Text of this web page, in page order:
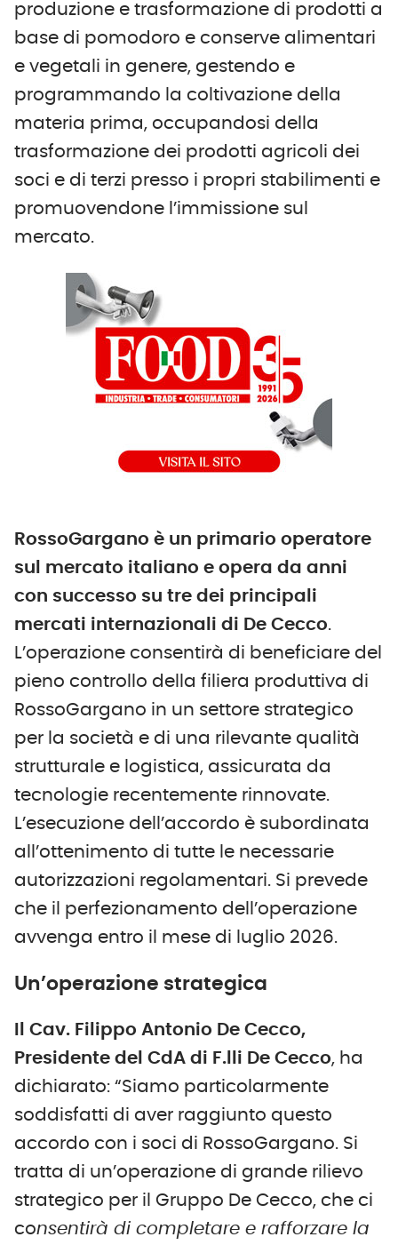
produzione e trasformazione di prodotti a
base di pomodoro e conserve alimentari
e vegetali in genere, gestendo e
programmando la coltivazione della
materia prima, occupandosi della
trasformazione dei prodotti agricoli dei
soci e di terzi presso i propri stabilimenti e
promuovendone l’immissione sul
mercato.
RossoGargano è un primario operatore
sul mercato italiano e opera da anni
con successo su tre dei principali
mercati internazionali di De Cecco.
L’operazione consentirà di beneficiare del
pieno controllo della filiera produttiva di
RossoGargano in un settore strategico
per la società e di una rilevante qualità
strutturale e logistica, assicurata da
tecnologie recentemente rinnovate.
L’esecuzione dell’accordo è subordinata
all’ottenimento di tutte le necessarie
autorizzazioni regolamentari. Si prevede
che il perfezionamento dell’operazione
avvenga entro il mese di luglio 2026.
Un’operazione strategica
Il Cav. Filippo Antonio De Cecco,
Presidente del CdA di F.lli De Cecco, ha
dichiarato: “Siamo particolarmente
soddisfatti di aver raggiunto questo
accordo con i soci di RossoGargano. Si
tratta di un’operazione di grande rilievo
strategico per il Gruppo De Cecco, che ci
consentirà di completare e rafforzare la